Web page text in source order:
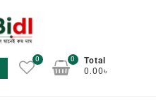
0
Total
0.00৳
0